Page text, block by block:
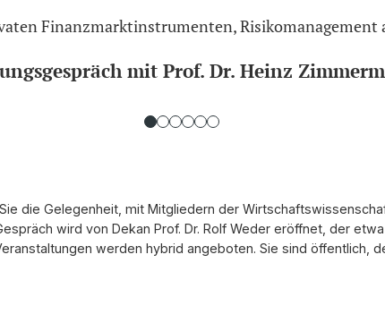
Finanzmarktinstrumenten, Risikomanagement
mit Prof. Dr. Heinz
die Gelegenheit, mit Mitgliedern der
wird von Dekan Prof. Dr. Rolf Weder eröffnet, der
werden hybrid angeboten. Sie sind öffentlich,